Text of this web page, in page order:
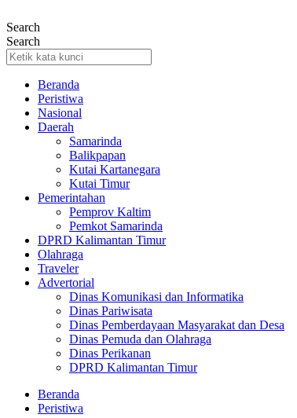
ke
konten
Search
Search
Beranda
Peristiwa
Nasional
Daerah
Samarinda
Balikpapan
Kutai Kartanegara
Kutai Timur
Pemerintahan
Pemprov Kaltim
Pemkot Samarinda
DPRD Kalimantan Timur
Olahraga
Traveler
Advertorial
Dinas Komunikasi dan Informatika
Dinas Pariwisata
Dinas Pemberdayaan Masyarakat dan Desa
Dinas Pemuda dan Olahraga
Dinas Perikanan
DPRD Kalimantan Timur
Beranda
Peristiwa